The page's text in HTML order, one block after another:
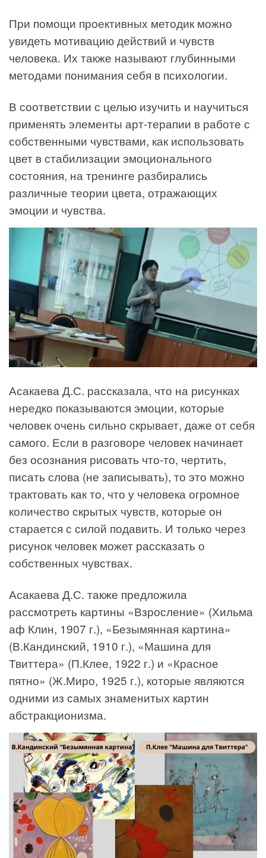
При помощи проективных методик можно
увидеть мотивацию действий и чувств
человека. Их также называют глубинными
методами понимания себя в психологии.
В соответствии с целью изучить и научиться
применять элементы арт-терапии в работе с
собственными чувствами, как использовать
цвет в стабилизации эмоционального
состояния, на тренинге разбирались
различные теории цвета, отражающих
эмоции и чувства.
Асакаева Д.С. рассказала, что на рисунках
нередко показываются эмоции, которые
человек очень сильно скрывает, даже от себя
самого. Если в разговоре человек начинает
без осознания рисовать что-то, чертить,
писать слова (не записывать), то это можно
трактовать как то, что у человека огромное
количество скрытых чувств, которые он
старается с силой подавить. И только через
рисунок человек может рассказать о
собственных чувствах.
Асакаева Д.С. также предложила
рассмотреть картины «Взросление» (Хильма
аф Клин, 1907 г.), «Безымянная картина»
(В.Кандинский, 1910 г.), «Машина для
Твиттера» (П.Клее, 1922 г.) и «Красное
пятно» (Ж.Миро, 1925 г.), которые являются
одними из самых знаменитых картин
абстракционизма.